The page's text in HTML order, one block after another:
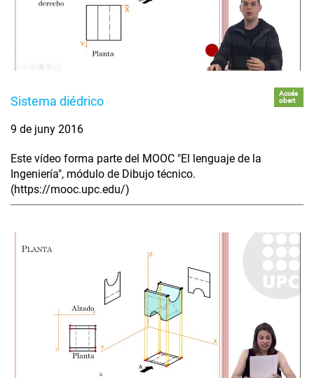
Sistema diédrico
Accés
obert
9 de juny 2016
Este vídeo forma parte del MOOC "El lenguaje de la
Ingeniería", módulo de Dibujo técnico.
(https://mooc.upc.edu/)